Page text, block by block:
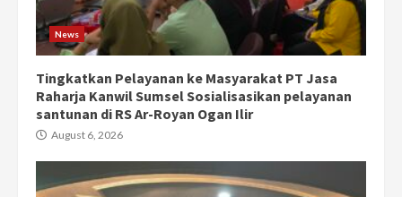
News
Tingkatkan Pelayanan ke Masyarakat PT Jasa
Raharja Kanwil Sumsel Sosialisasikan pelayanan
santunan di RS Ar-Royan Ogan Ilir
August 6, 2026